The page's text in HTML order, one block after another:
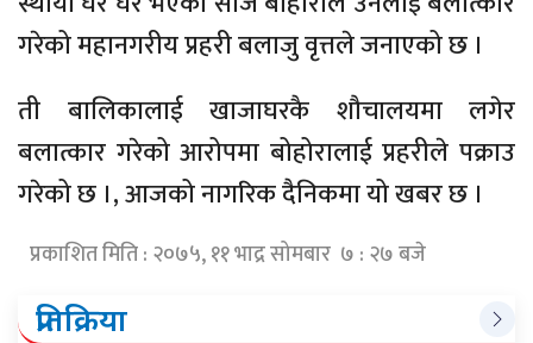
गरेको महानगरीय प्रहरी बलाजु वृत्तले जनाएको छ ।
ती बालिकालाई खाजाघरकै शौचालयमा लगेर
बलात्कार गरेको आरोपमा बोहोरालाई प्रहरीले पक्राउ
गरेको छ ।, आजको नागरिक दैनिकमा यो खबर छ ।
प्रकाशित मिति : २०७५, ११ भाद्र सोमबार ७ : २७ बजे
प्रतिक्रिया